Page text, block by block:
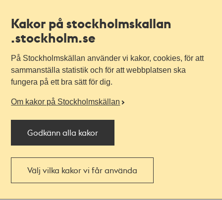
Kakor på stockholmskallan
.stockholm.se
På Stockholmskällan använder vi kakor, cookies, för att
sammanställa statistik och för att webbplatsen ska
fungera på ett bra sätt för dig.
Om kakor på Stockholmskällan
Godkänn alla kakor
Välj vilka kakor vi får använda